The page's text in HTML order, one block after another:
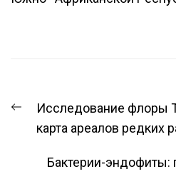
ПО
ЗАПИСЯМ
Предыдущая
запись:
Исследование флоры
карта ареалов редких
Бактерии-эндофиты: